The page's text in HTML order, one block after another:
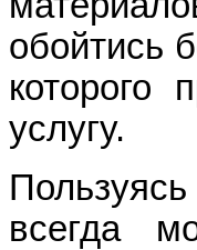
обойтись
которого
услугу.
всегда